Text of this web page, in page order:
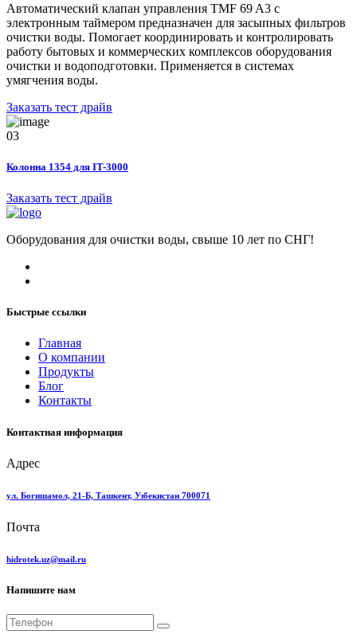
Автоматический клапан управления TMF 69 A3 с
электронным таймером предназначен для засыпных фильтров
очистки воды. Помогает координировать и контролировать
работу бытовых и коммерческих комплексов оборудования
очистки и водоподготовки. Применяется в системах
умягчения воды.
Заказать тест драйв
03
Колонна 1354 для IT-3000
Заказать тест драйв
Оборудования для очистки воды, свыше 10 лет по СНГ!
Быстрые ссылки
Главная
О компании
Продукты
Блог
Контакты
Контактная информация
Адрес
ул. Богишамол, 21-Б, Ташкент, Узбекистан 700071
Почта
hidrotek.uz@mail.ru
Напишите нам